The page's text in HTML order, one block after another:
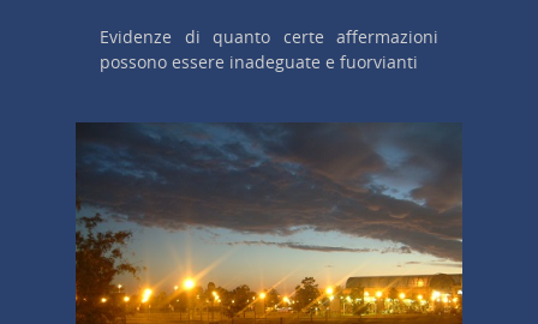
Evidenze di quanto certe affermazioni
possono essere inadeguate e fuorvianti